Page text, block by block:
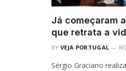
Já começaram
que retrata a
BY VEJA PORTUGAL
Sérgio Graciano